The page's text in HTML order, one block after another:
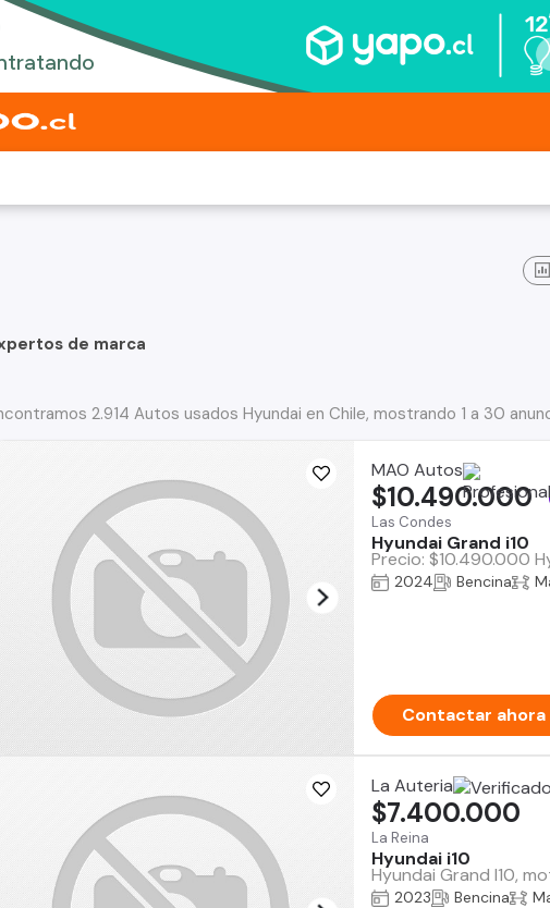
de marca
2.914 Autos usados Hyundai en Chile, mostrando 1 a 30
MAO Autos
Las Condes
Hyundai Grand i10
Precio: $10.490.000
$10.490.000
2024 Bencina
Contactar ahora
La Auteria
La Reina
Hyundai i10
Hyundai Grand I10,
$7.400.000
2023 Bencina